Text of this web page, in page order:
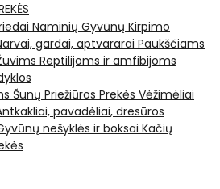
Naminių Gyvūnų Kirpimo
gardai, aptvararai Paukščiams
Reptilijoms ir amfibijoms
Šunų Priežiūros Prekės Vėžimėliai
pavadėliai, dresūros
nešyklės ir boksai Kačių